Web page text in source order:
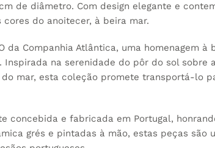
de diâmetro. Com design elegante e
do anoitecer, à beira mar.
da Companhia Atlântica, uma homenagem à
na serenidade do pôr do sol sobre
mar, esta coleção promete transportá-lo
concebida e fabricada em Portugal,
grés e pintadas à mão, estas peças são